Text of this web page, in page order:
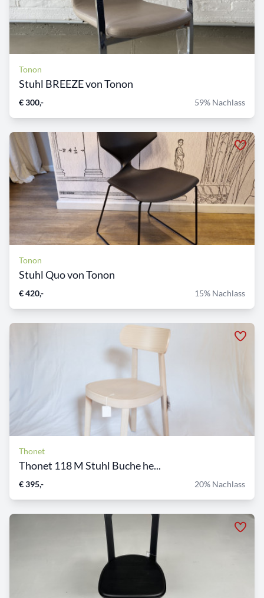
Tonon
Stuhl BREEZE von Tonon
€ 300,- 59% Nachlass
Tonon
Stuhl Quo von Tonon
€ 420,- 15% Nachlass
Thonet
Thonet 118 M Stuhl Buche he...
€ 395,- 20% Nachlass